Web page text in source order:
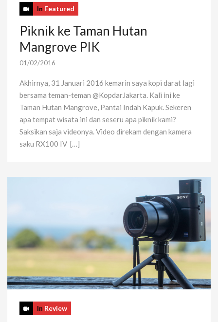
In Featured
Piknik ke Taman Hutan
Mangrove PIK
01/02/2016
Akhirnya, 31 Januari 2016 kemarin saya kopi darat lagi
bersama teman-teman @KopdarJakarta. Kali ini ke
Taman Hutan Mangrove, Pantai Indah Kapuk. Sekeren
apa tempat wisata ini dan seseru apa piknik kami?
Saksikan saja videonya. Video direkam dengan kamera
saku RX100 IV […]
In Review